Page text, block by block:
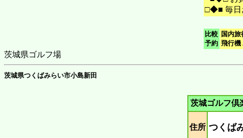
□◆■ 毎日
比較
予約
国内旅
飛行
茨城県ゴルフ場
茨城県つくばみらい市小島新田
茨城ゴルフ倶
住所 つくば